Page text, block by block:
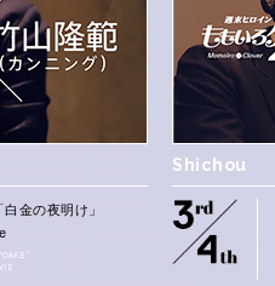
金の夜明け」
Shichou